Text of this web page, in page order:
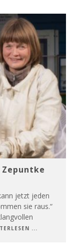
jetzt jeden
sie raus.“
...